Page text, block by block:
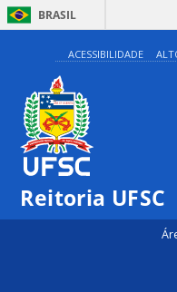
BRASIL
ACESSIBILIDADE
Reitoria UFSC